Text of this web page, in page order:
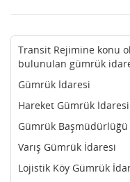
Transit Rejimine konu
bulunulan gümrük
Gümrük İdaresi
Hareket Gümrük İdaresi
Gümrük Başmüdürlüğü
Varış Gümrük İdaresi
Lojistik Köy Gümrük